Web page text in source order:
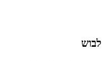
לבוש